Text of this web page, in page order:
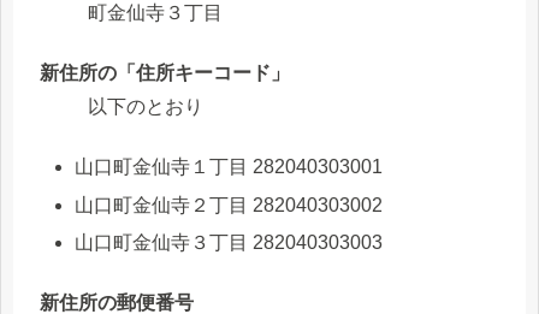
町金仙寺３丁目
新住所の「住所キーコード」
以下のとおり
山口町金仙寺１丁目 282040303001
山口町金仙寺２丁目 282040303002
山口町金仙寺３丁目 282040303003
新住所の郵便番号